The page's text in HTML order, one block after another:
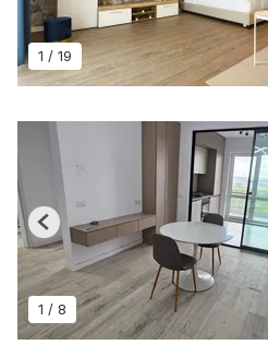
1 / 19
1 / 8
Previous